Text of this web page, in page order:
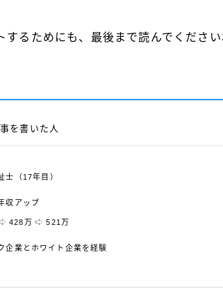
するためにも、最後まで読んでください
を書いた人
士 （17年目）
収アップ
428万 521万
企業とホワイト企業を経験